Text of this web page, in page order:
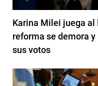
Karina Milei juega al
reforma se demora
sus votos